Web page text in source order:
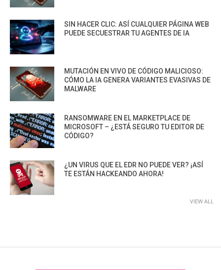
SIN HACER CLIC: ASÍ CUALQUIER PÁGINA WEB
PUEDE SECUESTRAR TU AGENTES DE IA
MUTACIÓN EN VIVO DE CÓDIGO MALICIOSO:
CÓMO LA IA GENERA VARIANTES EVASIVAS DE
MALWARE
RANSOMWARE EN EL MARKETPLACE DE
MICROSOFT – ¿ESTÁ SEGURO TU EDITOR DE
CÓDIGO?
¿UN VIRUS QUE EL EDR NO PUEDE VER? ¡ASÍ
TE ESTÁN HACKEANDO AHORA!
VIEW ALL